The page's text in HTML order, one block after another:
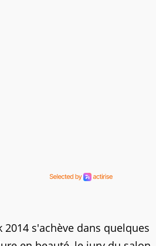
2014 s'achève dans quelques